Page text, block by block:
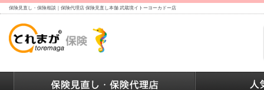
保険見直し・保険相談｜保険代理店 保険見直し本舗 武蔵境イトーヨーカドー店